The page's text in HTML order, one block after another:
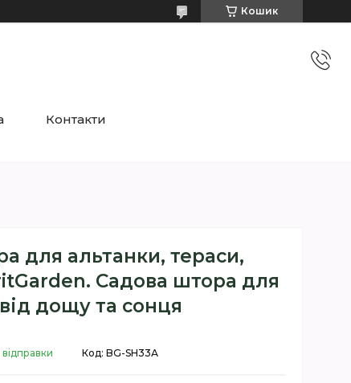
Кошик
Контакти
для альтанки, тераси,
Садова штора для
дощу та сонця
Код: BG-SH33А